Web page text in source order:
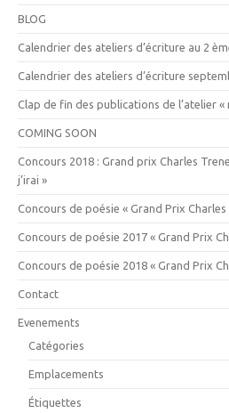
BLOG
Calendrier des ateliers d’écriture au 2
Calendrier des ateliers d’écriture
Clap de fin des publications de l’atelier
COMING SOON
Concours 2018 : Grand prix Charles
j’irai »
Concours de poésie « Grand Prix
Concours de poésie 2017 « Grand Prix
Concours de poésie 2018 « Grand Prix
Contact
Evenements
Catégories
Emplacements
Étiquettes